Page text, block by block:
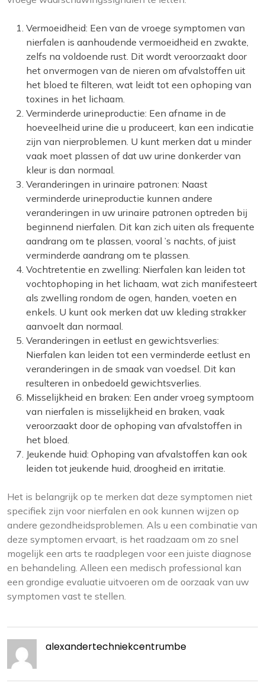
Vermoeidheid: Een van de vroege symptomen van
nierfalen is aanhoudende vermoeidheid en zwakte,
zelfs na voldoende rust. Dit wordt veroorzaakt door
het onvermogen van de nieren om afvalstoffen uit
het bloed te filteren, wat leidt tot een ophoping van
toxines in het lichaam.
Verminderde urineproductie: Een afname in de
hoeveelheid urine die u produceert, kan een indicatie
zijn van nierproblemen. U kunt merken dat u minder
vaak moet plassen of dat uw urine donkerder van
kleur is dan normaal.
Veranderingen in urinaire patronen: Naast
verminderde urineproductie kunnen andere
veranderingen in uw urinaire patronen optreden bij
beginnend nierfalen. Dit kan zich uiten als frequente
aandrang om te plassen, vooral ’s nachts, of juist
verminderde aandrang om te plassen.
Vochtretentie en zwelling: Nierfalen kan leiden tot
vochtophoping in het lichaam, wat zich manifesteert
als zwelling rondom de ogen, handen, voeten en
enkels. U kunt ook merken dat uw kleding strakker
aanvoelt dan normaal.
Veranderingen in eetlust en gewichtsverlies:
Nierfalen kan leiden tot een verminderde eetlust en
veranderingen in de smaak van voedsel. Dit kan
resulteren in onbedoeld gewichtsverlies.
Misselijkheid en braken: Een ander vroeg symptoom
van nierfalen is misselijkheid en braken, vaak
veroorzaakt door de ophoping van afvalstoffen in
het bloed.
Jeukende huid: Ophoping van afvalstoffen kan ook
leiden tot jeukende huid, droogheid en irritatie.
Het is belangrijk op te merken dat deze symptomen niet
specifiek zijn voor nierfalen en ook kunnen wijzen op
andere gezondheidsproblemen. Als u een combinatie van
deze symptomen ervaart, is het raadzaam om zo snel
mogelijk een arts te raadplegen voor een juiste diagnose
en behandeling. Alleen een medisch professional kan
een grondige evaluatie uitvoeren om de oorzaak van uw
symptomen vast te stellen.
alexandertechniekcentrumbe